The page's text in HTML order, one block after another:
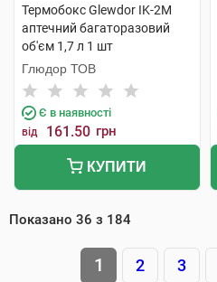
Термобокс Glewdor IK-2M
аптечний багаторазовий
об'єм 1,7 л 1 шт
Глюдор ТОВ
Є в наявності
від 161.50 грн
КУПИТИ
Показано 36 з 184
1 2 3